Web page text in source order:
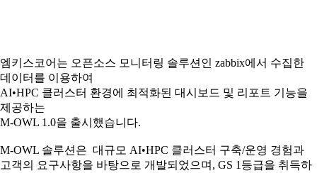
엠키스코어는 오픈소스 모니터링 솔루션인 zabbix에서 수집한
데이터를 이용하여
AI•HPC 클러스터 환경에 최적화된 대시보드 및 리포트 기능을
제공하는
M-OWL 1.0을 출시했습니다.
M-OWL 솔루션은 대규모 AI•HPC 클러스터 구축/운영 경험과
고객의 요구사항을 바탕으로 개발되었으며, GS 1등급을 취득하